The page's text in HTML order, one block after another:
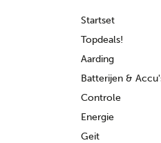
Startset
Topdeals!
Aarding
Batterijen &
Controle
Energie
Geit